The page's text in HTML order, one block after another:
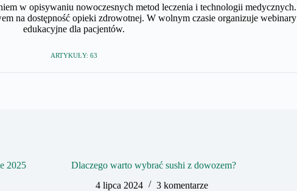
w opisywaniu nowoczesnych metod leczenia i technologii medycznych.
na dostępność opieki zdrowotnej. W wolnym czasie organizuje webinary
edukacyjne dla pacjentów.
ARTYKUŁY: 63
2025
Dlaczego warto wybrać sushi z dowozem?
4 lipca 2024
3 komentarze